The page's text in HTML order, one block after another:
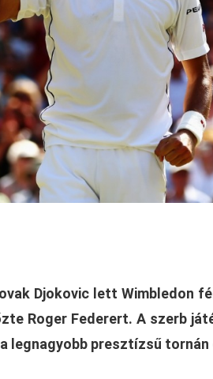
Djokovic lett Wimbledon
Roger Federert. A szerb
legnagyobb presztízsű tornán